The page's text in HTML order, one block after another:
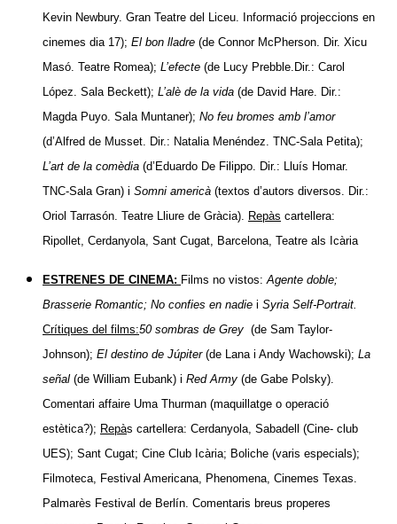
Kevin Newbury. Gran Teatre del Liceu. Informació projeccions en
cinemes dia 17); El bon lladre (de Connor McPherson. Dir. Xicu
Masó. Teatre Romea); L’efecte (de Lucy Prebble.Dir.: Carol
López. Sala Beckett); L’alè de la vida (de David Hare. Dir.:
Magda Puyo. Sala Muntaner); No feu bromes amb l’amor
(d’Alfred de Musset. Dir.: Natalia Menéndez. TNC-Sala Petita);
L’art de la comèdia (d’Eduardo De Filippo. Dir.: Lluís Homar.
TNC-Sala Gran) i Somni americà (textos d’autors diversos. Dir.:
Oriol Tarrasón. Teatre Lliure de Gràcia).
Repàs cartellera:
Ripollet, Cerdanyola, Sant Cugat, Barcelona, Teatre als Icària
ESTRENES DE CINEMA: Films no vistos: Agente doble;
Brasserie Romantic; No confies en nadie i Syria Self-Portrait.
Crítiques del films:50 sombras de Grey (de Sam Taylor-
Johnson); El destino de Júpiter(de Lana i Andy Wachowski); La
señal (de William Eubank) i Red Army (de Gabe Polsky).
Comentari affaire Uma Thurman (maquillatge o operació
estètica?); Repàs cartellera: Cerdanyola, Sabadell (Cine- club
UES); Sant Cugat; Cine Club Icària; Boliche (varis especials);
Filmoteca, Festival Americana, Phenomena, Cinemes Texas.
Palmarès Festival de Berlín. Comentaris breus properes